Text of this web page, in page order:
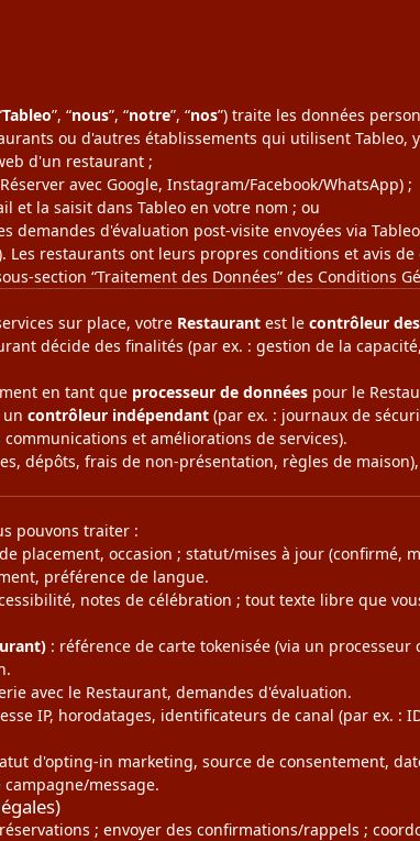
Tableo”, “nous”, “notre”, “nos”) traite les données
ou d'autres établissements qui utilisent Tableo,
d'un restaurant ;
avec Google, Instagram/Facebook/WhatsApp) ;
et la saisit dans Tableo en votre nom ; ou
demandes d'évaluation post-visite envoyées via
Les restaurants ont leurs propres conditions et avis
section “Traitement des Données” des Conditions
sur place, votre Restaurant est le contrôleur
décide des finalités (par ex. : gestion de la
en tant que processeur de données pour le
un contrôleur indépendant (par ex. : journaux de
et améliorations de services).
dépôts, frais de non-présentation, règles de
pouvons traiter :
placement, occasion ; statut/mises à jour (confirmé,
préférence de langue.
notes de célébration ; tout texte libre que
: référence de carte tokenisée (via un
avec le Restaurant, demandes d'évaluation.
IP, horodatages, identificateurs de canal (par ex. :
d'opting-in marketing, source de consentement,
message.
; envoyer des confirmations/rappels ;